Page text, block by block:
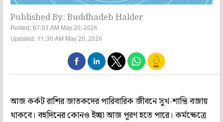
Published By: Buddhadeb Halder
Posted: 07:03 AM May 20, 2026
Updated: 11:30 AM May 20, 2026
আজ কর্কট রাশির জাতকদের পারিবারিক জীবনে সুখ-শান্তি বজায়
থাকবে। বহুদিনের কোনও ইচ্ছা আজ পূরণ হতে পারে। কর্মক্ষেত্রে